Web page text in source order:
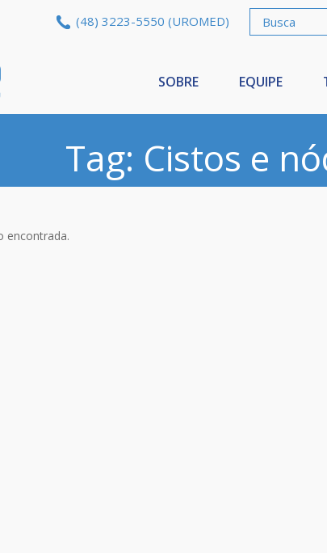
(48) 3223-5550 (UROMED)
SOBRE EQUIPE
Tag: Cistos e
encontrada.